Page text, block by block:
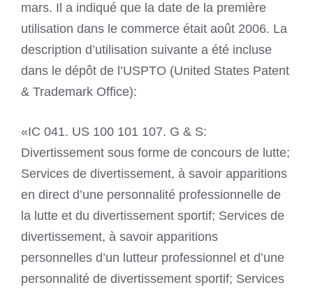
mars. Il a indiqué que la date de la première
utilisation dans le commerce était août 2006. La
description d’utilisation suivante a été incluse
dans le dépôt de l’USPTO (United States Patent
& Trademark Office):
«IC 041. US 100 101 107. G & S:
Divertissement sous forme de concours de lutte;
Services de divertissement, à savoir apparitions
en direct d’une personnalité professionnelle de
la lutte et du divertissement sportif; Services de
divertissement, à savoir apparitions
personnelles d’un lutteur professionnel et d’une
personnalité de divertissement sportif; Services